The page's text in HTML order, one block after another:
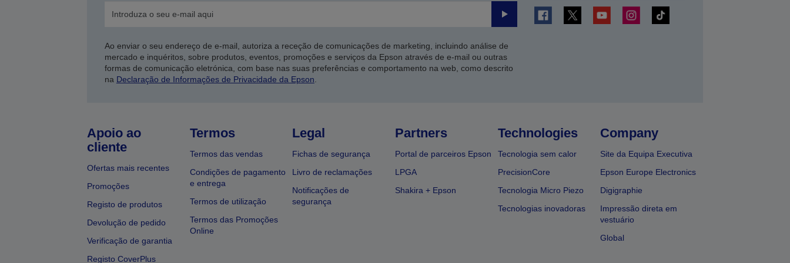
Enviar
Ao enviar o seu endereço de e-mail, autoriza a receção de comunicações de marketing, incluindo análise de
mercado e inquéritos, sobre produtos, eventos, promoções e serviços da Epson através de e-mail ou outras
formas de comunicação eletrónica, com base nas suas preferências e comportamento na web, como descrito
na Declaração de Informações de Privacidade da Epson.
Apoio ao
cliente
Ofertas mais recentes
Promoções
Registo de produtos
Devolução de pedido
Verificação de garantia
Registo CoverPlus
Termos
Termos das vendas
Condições de pagamento
e entrega
Termos de utilização
Termos das Promoções
Online
Legal
Fichas de segurança
Livro de reclamações
Notificações de
segurança
Partners
Portal de parceiros Epson
LPGA
Shakira + Epson
Technologies
Tecnologia sem calor
PrecisionCore
Tecnologia Micro Piezo
Tecnologias inovadoras
Company
Site da Equipa Executiva
Epson Europe Electronics
Digigraphie
Impressão direta em
vestuário
Global